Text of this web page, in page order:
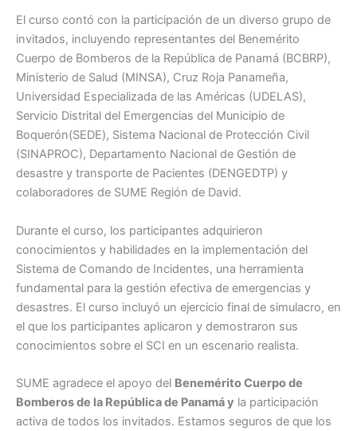
El curso contó con la participación de un diverso grupo de
invitados, incluyendo representantes del Benemérito
Cuerpo de Bomberos de la República de Panamá (BCBRP),
Ministerio de Salud (MINSA), Cruz Roja Panameña,
Universidad Especializada de las Américas (UDELAS),
Servicio Distrital del Emergencias del Municipio de
Boquerón(SEDE), Sistema Nacional de Protección Civil
(SINAPROC), Departamento Nacional de Gestión de
desastre y transporte de Pacientes (DENGEDTP) y
colaboradores de SUME Región de David.
Durante el curso, los participantes adquirieron
conocimientos y habilidades en la implementación del
Sistema de Comando de Incidentes, una herramienta
fundamental para la gestión efectiva de emergencias y
desastres. El curso incluyó un ejercicio final de simulacro, en
el que los participantes aplicaron y demostraron sus
conocimientos sobre el SCI en un escenario realista.
SUME agradece el apoyo del Benemérito Cuerpo de
Bomberos de la República de Panamá y la participación
activa de todos los invitados. Estamos seguros de que los